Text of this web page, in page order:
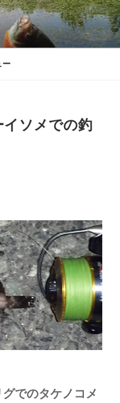
ー
ソメでの釣
でのタケノコメ